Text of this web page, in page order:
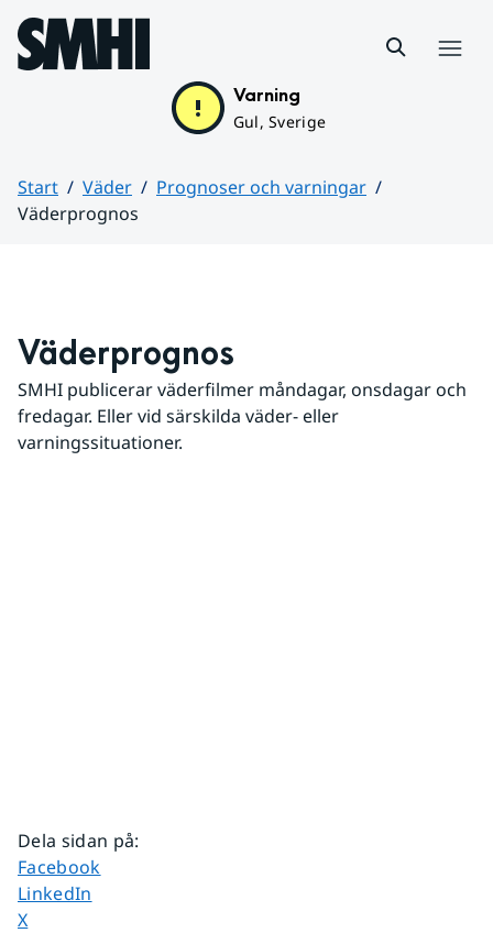
Hoppa till sidans innehåll
Varning
Gul, Sverige
Start Väder
Prognoser och varningar
Väderprognos
Väderprognos
SMHI publicerar väderfilmer måndagar, onsdagar och
fredagar. Eller vid särskilda väder- eller
varningssituationer.
Dela sidan på:
Dela sidan på
Facebook
Dela sidan på
LinkedIn
Dela sidan på
X